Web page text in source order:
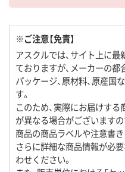
※ご注意【免責】
アスクルでは、サイト上に
ておりますが、メーカーの都
パッケージ、原材料、原産国
す。
このため、実際にお届けす
が異なる場合がございます
商品の商品ラベルや注意書き
さらに詳細な商品情報が必
わせください。